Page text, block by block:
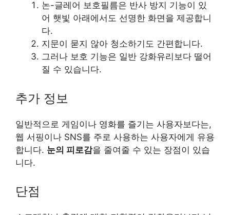
논-글레어 보호필름은 반사 방지 기능이 있
어 햇빛 아래에서도 선명한 화면을 제공합니
다.
지문이 묻지 않아 청소하기도 간편합니다.
그러나 보호 기능은 일반 강화유리보다 떨어
질 수 있습니다.
추가 정보
일반적으로 게임이나 영화를 즐기는 사용자보다는,
웹 서핑이나 SNS를 주로 사용하는 사용자에게 유용
합니다. 눈의 피로감을 줄여줄 수 있는 장점이 있습
니다.
단점